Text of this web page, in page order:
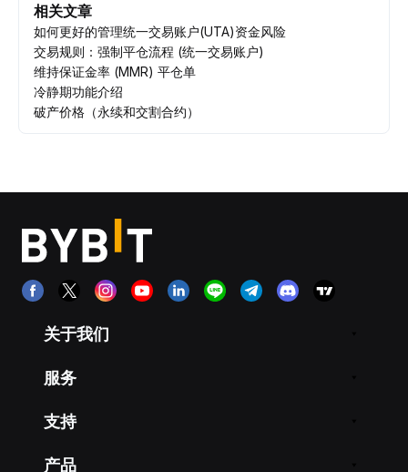
相关文章
如何更好的管理统一交易账户(UTA)资金风险
交易规则：强制平仓流程 (统一交易账户)
维持保证金率 (MMR) 平仓单
冷静期功能介绍
破产价格（永续和交割合约）
关于我们
服务
支持
产品